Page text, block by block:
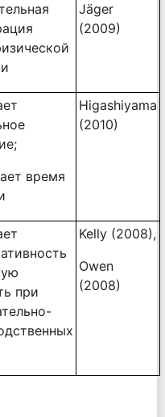
Jäger
(2009)
время
Higashiyama
(2010)
при
Kelly (2008),
Owen
(2008)